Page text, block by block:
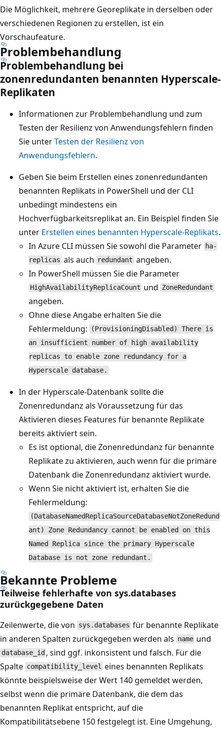
Die Möglichkeit, mehrere Georeplikate in derselben oder
verschiedenen Regionen zu erstellen, ist ein
Vorschaufeature.
Problembehandlung
Problembehandlung bei
zonenredundanten benannten Hyperscale-
Replikaten
Informationen zur Problembehandlung und zum
Testen der Resilienz von Anwendungsfehlern finden
Sie unterTesten der Resilienz von
Anwendungsfehlern.
Geben Sie beim Erstellen eines zonenredundanten
benannten Replikats in PowerShell und der CLI
unbedingt mindestens ein
Hochverfügbarkeitsreplikat an. Ein Beispiel finden Sie
unter Erstellen eines benannten Hyperscale-Replikats.
In Azure CLI müssen Sie sowohl die Parameter ha-
replicas als auch redundant angeben.
In PowerShell müssen Sie die Parameter
HighAvailabilityReplicaCount und ZoneRedundant
angeben.
Ohne diese Angabe erhalten Sie die
Fehlermeldung:
(ProvisioningDisabled) There is
an insufficient number of high availability
replicas to enable zone redundancy for a
Hyperscale database.
In der Hyperscale-Datenbank sollte die
Zonenredundanz als Voraussetzung für das
Aktivieren dieses Features für benannte Replikate
bereits aktiviert sein.
Es ist optional, die Zonenredundanz für benannte
Replikate zu aktivieren, auch wenn für die primäre
Datenbank die Zonenredundanz aktiviert wurde.
Wenn Sie nicht aktiviert ist, erhalten Sie die
Fehlermeldung:
(DatabaseNamedReplicaSourceDatabaseNotZoneRedund
ant) Zone Redundancy cannot be enabled on this
Named Replica since the primary Hyperscale
Database is not zone redundant.
Bekannte Probleme
Teilweise fehlerhafte von sys.databases
zurückgegebene Daten
Zeilenwerte, die von sys.databases für benannte Replikate
in anderen Spalten zurückgegeben werden als name und
database_id , sind ggf. inkonsistent und falsch. Für die
Spalte compatibility_level eines benannten Replikats
könnte beispielsweise der Wert 140 gemeldet werden,
selbst wenn die primäre Datenbank, die dem das
benannten Replikat entspricht, auf die
Kompatibilitätsebene 150 festgelegt ist. Eine Umgehung,